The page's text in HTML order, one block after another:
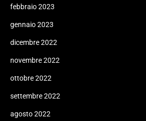
febbraio 2023
gennaio 2023
dicembre 2022
novembre 2022
ottobre 2022
settembre 2022
agosto 2022